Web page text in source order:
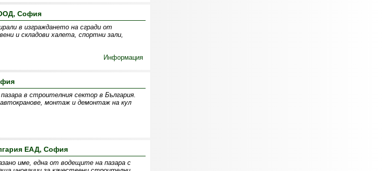
София
в изграждането на сгради от
и складови халета, спортни зали,
Информация
в строителния сектор в България.
монтаж и демонтаж на кул
ЕАД, София
име, една от водещите на пазара с